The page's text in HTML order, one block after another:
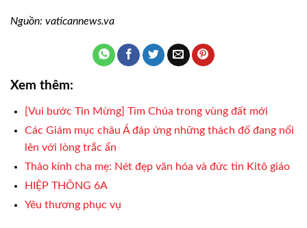
Nguồn: vaticannews.va
Xem thêm:
[Vui bước Tin Mừng] Tìm Chúa trong vùng đất mới
Các Giám mục châu Á đáp ứng những thách đố đang nổi
lên với lòng trắc ẩn
Thảo kính cha mẹ: Nét đẹp văn hóa và đức tin Kitô giáo
HIỆP THÔNG 6A
Yêu thương phục vụ